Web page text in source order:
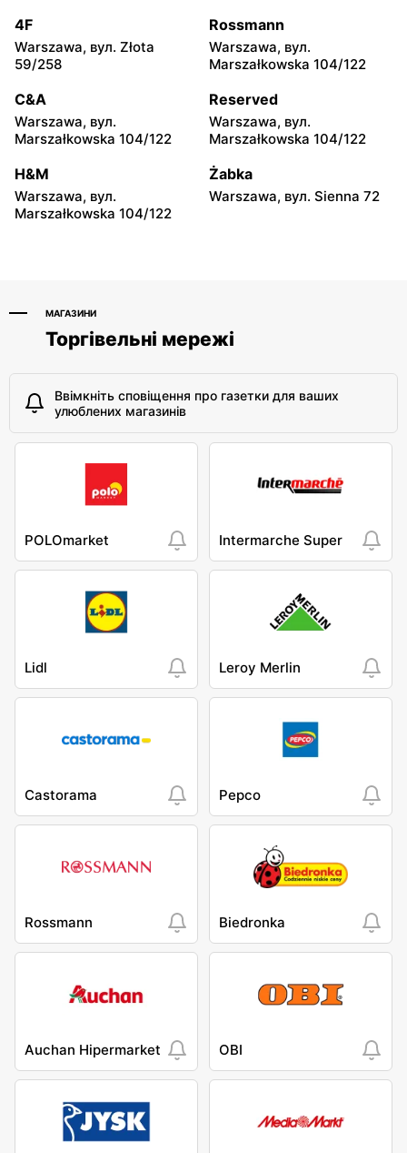
Józefa Piłsudskiego 91
Franciszka Kleeberga 6
Action
Lubiejewska 63
Action
Struga 102
Action
10
Action
Action Action
4F
Warszawa, вул. Złota
59/258
Rossmann
Warszawa, вул.
Marszałkowska 104/122
C&A
Warszawa, вул.
Marszałkowska 104/122
Reserved
Warszawa, вул.
Marszałkowska 104/122
H&M
Warszawa, вул.
Marszałkowska 104/122
Żabka
Warszawa, вул. Sienna 72
МАГАЗИНИ
Торгівельні мережі
Ввімкніть сповіщення про газетки для ваших
улюблених магазинів
POLOmarket Intermarche Super
Lidl Leroy Merlin
Castorama Pepco
Rossmann Biedronka
Auchan Hipermarket OBI